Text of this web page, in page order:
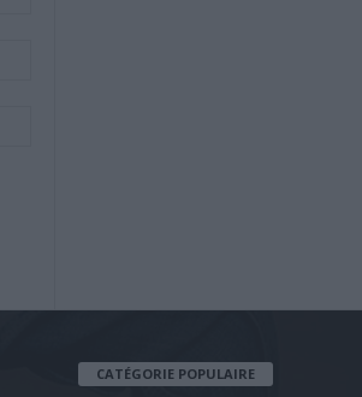
CATÉGORIE POPULAIRE